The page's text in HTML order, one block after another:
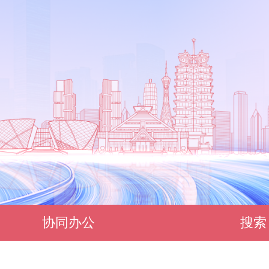
协同办公 搜索